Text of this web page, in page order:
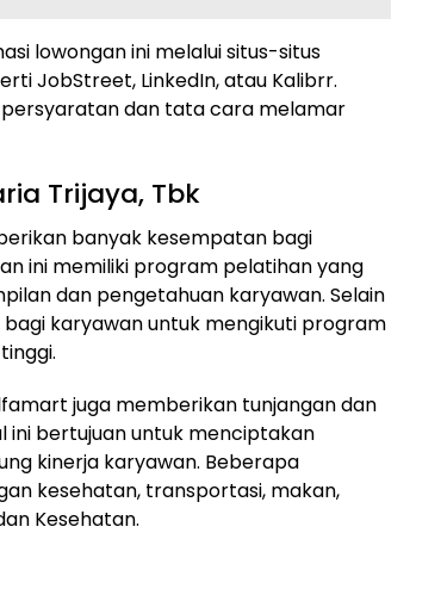
lowongan ini melalui situs-situs
JobStreet, LinkedIn, atau Kalibrr.
dan tata cara melamar
Trijaya, Tbk
banyak kesempatan bagi
ini memiliki program pelatihan yang
dan pengetahuan karyawan. Selain
karyawan untuk mengikuti program
juga memberikan tunjangan dan
ini bertujuan untuk menciptakan
kinerja karyawan. Beberapa
kesehatan, transportasi, makan,
Kesehatan.